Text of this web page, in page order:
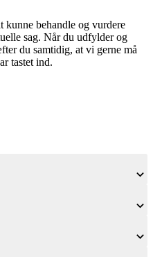
kunne behandle og vurdere
sag. Når du udfylder og
du samtidig, at vi gerne må
tastet ind.